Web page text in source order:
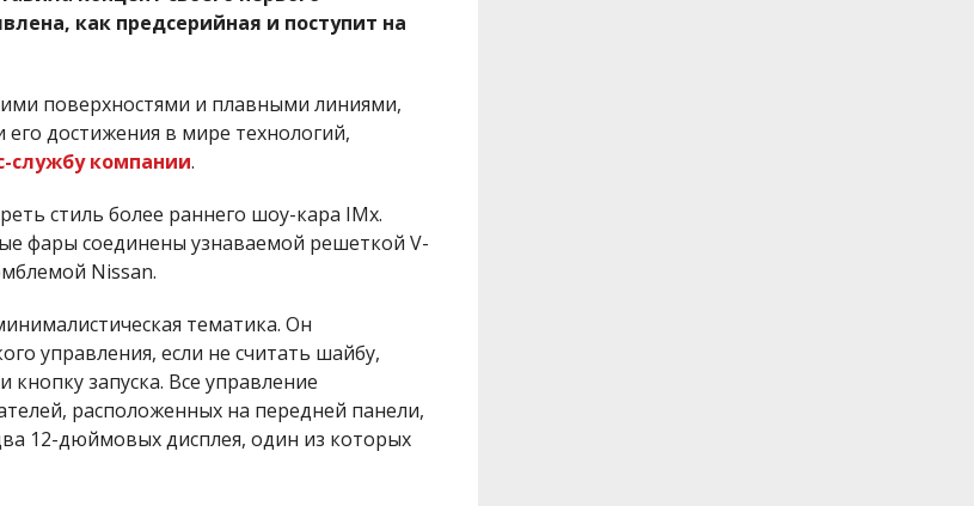
как предсерийная и поступит на
поверхностями и плавными линиями,
достижения в мире технологий,
службу компании.
стиль более раннего шоу-кара IMx.
фары соединены узнаваемой решеткой V-
Nissan.
тематика. Он
управления, если не считать шайбу,
запуска. Все управление
расположенных на передней панели,
12-дюймовых дисплея, один из которых